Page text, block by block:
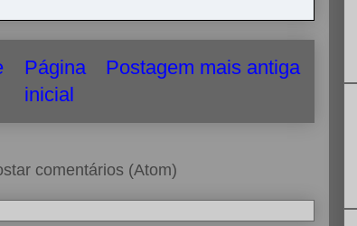
Postagem mais antiga
Página
inicial
comentários (Atom)